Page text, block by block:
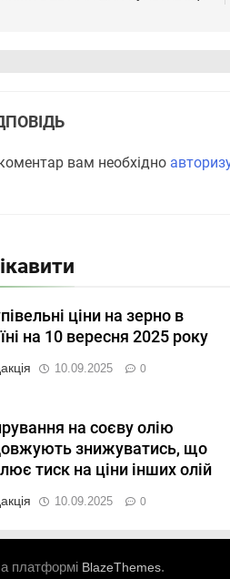
вам необхідно
ціни на зерно в
на 10 вересня 2025 року
10.09.2025 0
на соєву олію
знижуватись, що
тиск на ціни інших олій
10.09.2025 0
платформі BlazeThemes.